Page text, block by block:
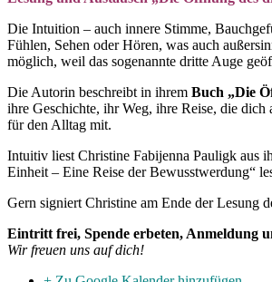
Die Intuition – auch innere Stimme,
Fühlen, Sehen oder Hören, was auch
möglich, weil das sogenannte dritte Auge
Die Autorin beschreibt in ihrem Buch „Die
ihre Geschichte, ihr Weg, ihre Reise, die
für den Alltag mit.
Intuitiv liest Christine Fabijenna Pauligk aus
Einheit – Eine Reise der Bewusstwerdung“
Gern signiert Christine am Ende der Lesung
Eintritt frei, Spende erbeten, Anmeldung
Wir freuen uns auf dich!